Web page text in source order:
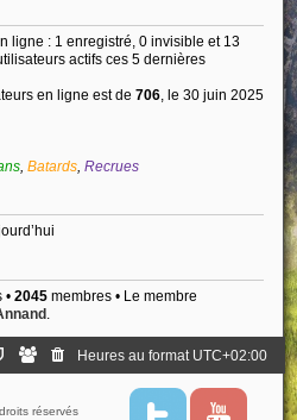
ligne : 1 enregistré, 0 invisible et 13
actifs ces 5 dernières
en ligne est de 706, le 30 juin 2025
, Batards, Recrues
• 2045membres • Le membre
.
Heures au format UTC+02:00
réservés